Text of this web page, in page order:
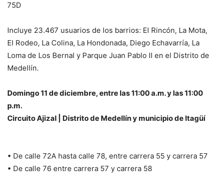
75D
Incluye 23.467 usuarios de los barrios: El Rincón, La Mota,
El Rodeo, La Colina, La Hondonada, Diego Echavarría, La
Loma de Los Bernal y Parque Juan Pablo II en el Distrito de
Medellín.
Domingo 11 de diciembre, entre las 11:00 a.m. y las 11:00
p.m.
Circuito Ajizal | Distrito de Medellín y municipio de Itagüí
• De calle 72A hasta calle 78, entre carrera 55 y carrera 57
• De calle 76 entre carrera 57 y carrera 58